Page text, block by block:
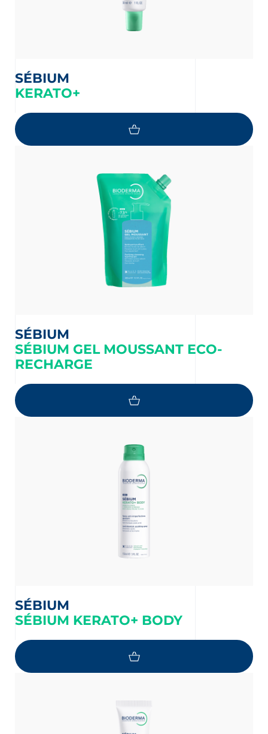
SÉBIUM
KERATO+
SÉBIUM
SÉBIUM GEL MOUSSANT ECO-
RECHARGE
SÉBIUM
SÉBIUM KERATO+ BODY